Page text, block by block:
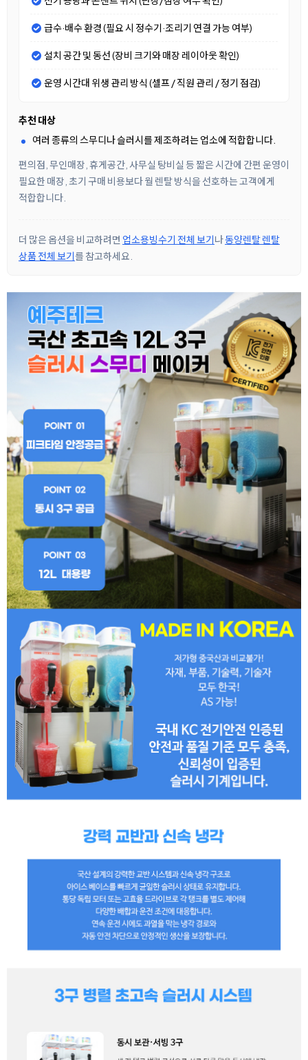
급수·배수 환경 (필요 시 정수기·조리기 연결 가능 여부)
설치 공간 및 동선 (장비 크기와 매장 레이아웃 확인)
운영 시간대 위생 관리 방식 (셀프 / 직원 관리 / 정기 점검)
추천 대상
여러 종류의 스무디나 슬러시를 제조하려는 업소에 적합합니다.
편의점, 무인매장, 휴게공간, 사무실 탕비실 등 짧은 시간에 간편 운영이
필요한 매장, 초기 구매 비용보다 월 렌탈 방식을 선호하는 고객에게
적합합니다.
더 많은 옵션을 비교하려면 업소용빙수기 전체 보기나동양렌탈 렌탈
상품 전체 보기를 참고하세요.